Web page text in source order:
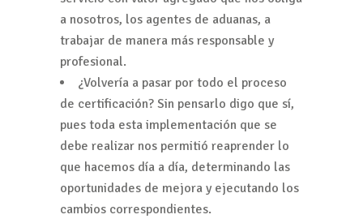
a nosotros, los agentes de aduanas, a
trabajar de manera más responsable y
profesional.
¿Volvería a pasar por todo el proceso
de certificación? Sin pensarlo digo que sí,
pues toda esta implementación que se
debe realizar nos permitió reaprender lo
que hacemos día a día, determinando las
oportunidades de mejora y ejecutando los
cambios correspondientes.